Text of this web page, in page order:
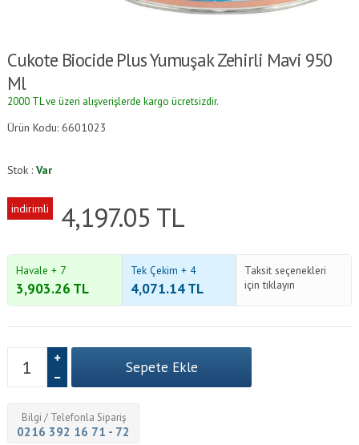
Cukote Biocide Plus Yumuşak Zehirli Mavi 950
Ml
2000 TL ve üzeri alışverişlerde kargo ücretsizdir.
Ürün Kodu: 6601023
Stok :Var
indirimli 4,197.05 TL
Havale + 7
3,903.26 TL
Tek Çekim + 4
4,071.14TL
Taksit seçenekleri
için tıklayın
Bilgi / Telefonla Sipariş
0216 392 16 71 - 72